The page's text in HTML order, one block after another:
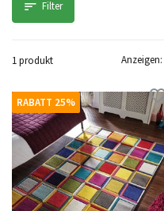
Filter
1 produkt Anzeigen:
RABATT 25%